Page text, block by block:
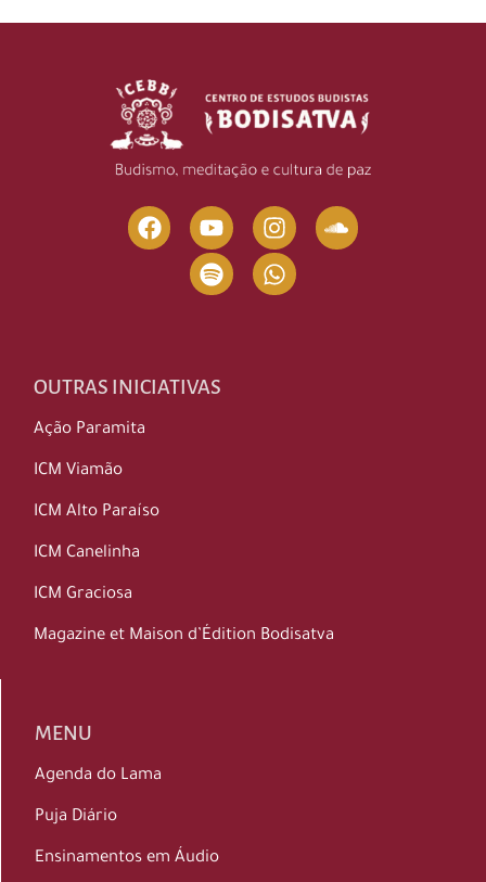
OUTRAS INICIATIVAS
Ação Paramita
ICM Viamão
ICM Alto Paraíso
ICM Canelinha
ICM Graciosa
Magazine et Maison d’Édition Bodisatva
MENU
Agenda do Lama
Puja Diário
Ensinamentos em Áudio